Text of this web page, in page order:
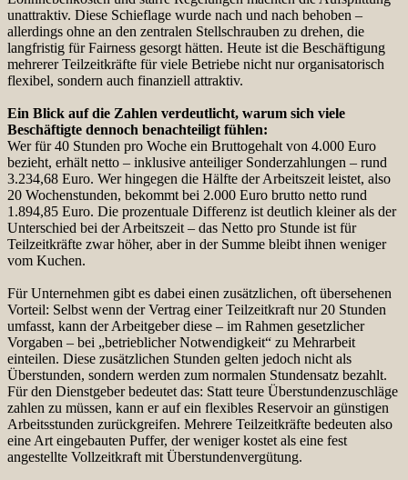
unattraktiv. Diese Schieflage wurde nach und nach behoben –
allerdings ohne an den zentralen Stellschrauben zu drehen, die
langfristig für Fairness gesorgt hätten. Heute ist die Beschäftigung
mehrerer Teilzeitkräfte für viele Betriebe nicht nur organisatorisch
flexibel, sondern auch finanziell attraktiv.
Ein Blick auf die Zahlen verdeutlicht, warum sich viele
Beschäftigte dennoch benachteiligt fühlen:
Wer für 40 Stunden pro Woche ein Bruttogehalt von 4.000 Euro
bezieht, erhält netto – inklusive anteiliger Sonderzahlungen – rund
3.234,68 Euro. Wer hingegen die Hälfte der Arbeitszeit leistet, also
20 Wochenstunden, bekommt bei 2.000 Euro brutto netto rund
1.894,85 Euro. Die prozentuale Differenz ist deutlich kleiner als der
Unterschied bei der Arbeitszeit – das Netto pro Stunde ist für
Teilzeitkräfte zwar höher, aber in der Summe bleibt ihnen weniger
vom Kuchen.
Für Unternehmen gibt es dabei einen zusätzlichen, oft übersehenen
Vorteil: Selbst wenn der Vertrag einer Teilzeitkraft nur 20 Stunden
umfasst, kann der Arbeitgeber diese – im Rahmen gesetzlicher
Vorgaben – bei „betrieblicher Notwendigkeit“ zu Mehrarbeit
einteilen. Diese zusätzlichen Stunden gelten jedoch nicht als
Überstunden, sondern werden zum normalen Stundensatz bezahlt.
Für den Dienstgeber bedeutet das: Statt teure Überstundenzuschläge
zahlen zu müssen, kann er auf ein flexibles Reservoir an günstigen
Arbeitsstunden zurückgreifen. Mehrere Teilzeitkräfte bedeuten also
eine Art eingebauten Puffer, der weniger kostet als eine fest
angestellte Vollzeitkraft mit Überstundenvergütung.